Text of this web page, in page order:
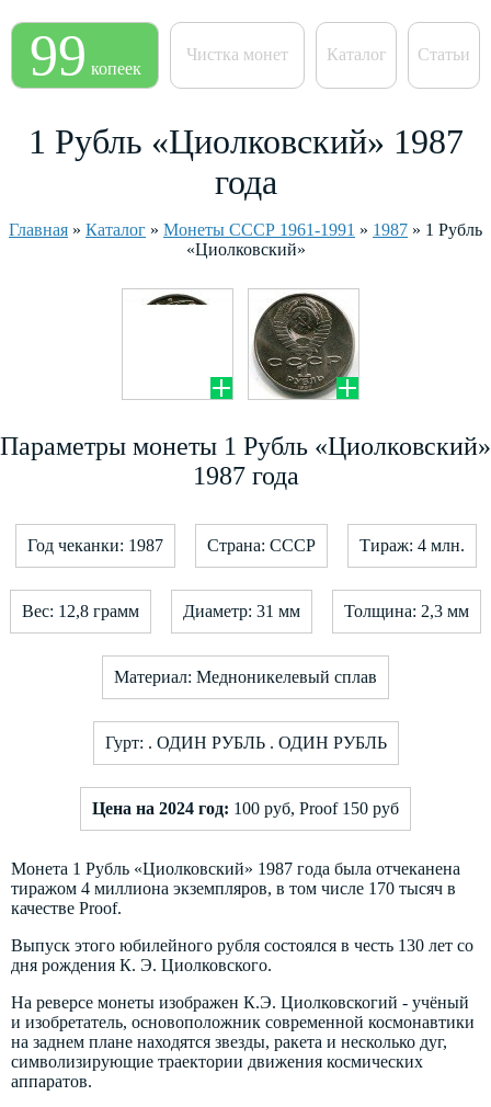
99 копеек
Чистка монет Каталог Статьи
1 Рубль «Циолковский» 1987
года
Главная » Каталог » Монеты СССР 1961-1991 » 1987 » 1 Рубль
«Циолковский»
Параметры монеты 1 Рубль «Циолковский»
1987 года
Год чеканки: 1987 Страна: СССР Тираж: 4 млн.
Вес: 12,8 грамм Диаметр: 31 мм Толщина: 2,3 мм
Материал: Медноникелевый сплав
Гурт: . ОДИН РУБЛЬ . ОДИН РУБЛЬ
Цена на 2024 год: 100 руб, Proof 150 руб
Монета 1 Рубль «Циолковский» 1987 года была отчеканена
тиражом 4 миллиона экземпляров, в том числе 170 тысяч в
качестве Proof.
Выпуск этого юбилейного рубля состоялся в честь 130 лет со
дня рождения К. Э. Циолковского.
На реверсе монеты изображен К.Э. Циолковскогий - учёный
и изобретатель, основоположник современной космонавтики
на заднем плане находятся звезды, ракета и несколько дуг,
символизирующие траектории движения космических
аппаратов.